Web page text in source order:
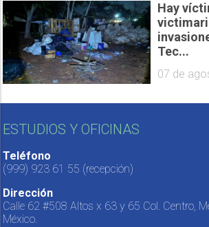
Hay
Tec...
07 de
ESTUDIOS Y OFICINAS
Teléfono
(999) 923 61 55 (recepción)
Dirección
Calle 62 #508 Altos x 63 y 65 Col. Centro,
México.